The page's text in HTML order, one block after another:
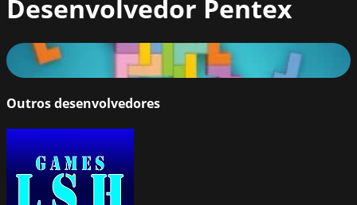
Desenvolvedor Pentex
Block Square Puzzle: Tangram for Kids
82
Outros desenvolvedores